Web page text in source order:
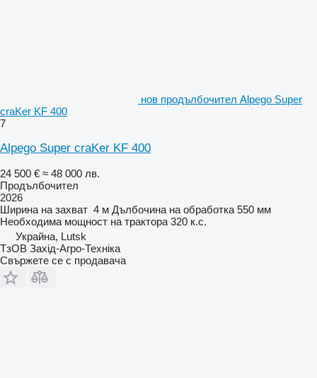
нов продълбочител Alpego Super
craKer KF 400
7
Alpego Super craKer KF 400
24 500 € ≈ 48 000 лв.
Продълбочител
2026
Ширина на захват 4 м Дълбочина на обработка 550 мм
Необходима мощност на трактора 320 к.с.
Украйна, Lutsk
ТзОВ Захід-Агро-Техніка
Свържете се с продавача